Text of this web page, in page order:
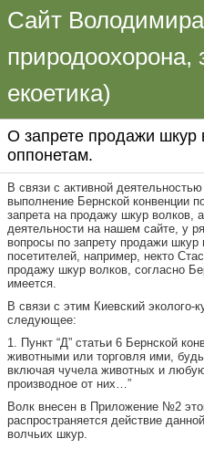
Сайт
природоохорона,
екоетика)
О запрете продажи шкур
оппонетам.
В связи с активной
выполнение Бернской конвенции
запрета на продажу шкур волков,
деятельности на нашем сайте, у
вопросы по запрету продажи шкур
посетителей, например, некто
продажу шкур волков, согласно
имеется.
В связи с этим Киевский
следующее:
1. Пункт “Д” статьи 6 Бернской
животными или торговля ими,
включая чучела животных и
производное от них…”
Волк внесен в Приложение №2
распространяется действие
волчьих шкур.